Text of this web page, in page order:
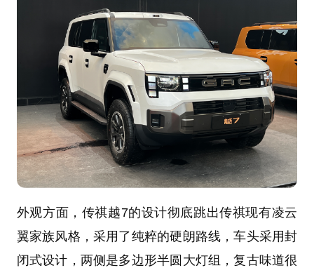
外观方面，传祺越7的设计彻底跳出传祺现有凌云
翼家族风格，采用了纯粹的硬朗路线，车头采用封
闭式设计，两侧是多边形半圆大灯组，复古味道很